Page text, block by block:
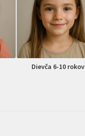
Dievča 6-10 rokov